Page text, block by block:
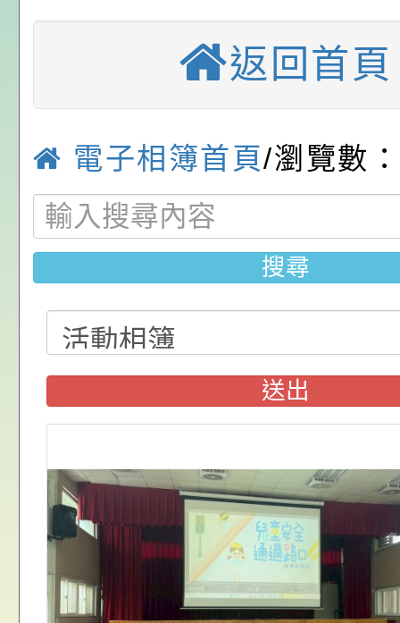
員工(含退休員工)及
區投開票所工作人
理員及主任監察員為
票所工作人員招募事
安心，動得舒心」，
屬退休同仁踴躍參加
進行行動網路降速演
僅剩語音、簡訊功
預為因應。
「2026桃園市孔廟
動—儒門初開 智慧
桃園市政府家庭教
家8月課程資訊」、
電影營」、「祖孫樂
「愛『原原』不絕-
樂會」、「邁向下一
列講座及成長團體」
轉知內政部函以，有
員會函釋公務員留職
赴陸應申請許可一案
中興國民小學115學
期第1次第7-9招代課
甄選公告
本校「115學年度國
校課程計畫」核定一
臺灣桃園地方檢察署
暑期犯罪預防法律常
答活動
轉知桃園區公所-115
職人員選舉，定於
8日（星期六）舉行
予推薦、轉知與鼓勵
員工(含退休員工)及
區投開票所工作人員
理員及主任監察員為
轉知大溪區有關115
人員選舉如與全國性
同日舉行投票，為預
票所工作人員招募事
轉知桃園市政府115
退休公教人員健康講
安心，動得舒心」，
屬退休同仁踴躍參加
2026城鎮韌性（防
進行行動網路降速演
僅剩語音、簡訊功能
預為因應。
「2026桃園市孔廟
動—儒門初開 智慧
桃園市政府家庭教育
家8月課程資訊」、
電影營」、「祖孫樂
轉知內政部函以，有
員會函釋公務員留職
中興國民小學115學
派出所防空避
全.反詐騙.反
優質教育
返回首頁
電子相簿首頁/瀏覽數
搜尋
送出